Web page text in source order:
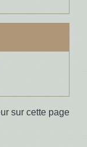
sur cette page